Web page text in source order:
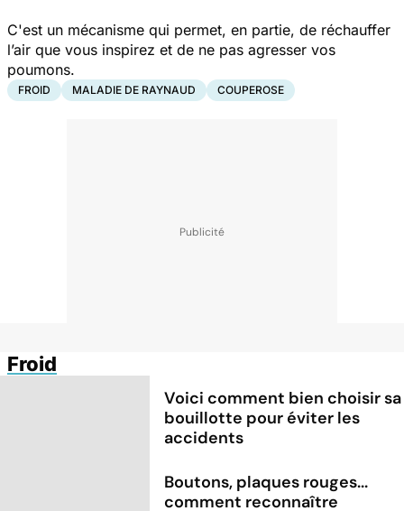
C'est un mécanisme qui permet, en partie, de réchauffer
l’air que vous inspirez et de ne pas agresser vos
poumons.
FROID MALADIE DE RAYNAUD COUPEROSE
Froid
Voici comment bien choisir sa
bouillotte pour éviter les
accidents
Boutons, plaques rouges...
comment reconnaître